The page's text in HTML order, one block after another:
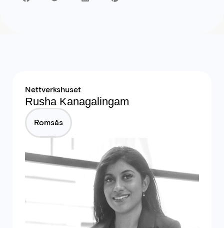
Nettverkshuset
Rusha Kanagalingam
Romsås